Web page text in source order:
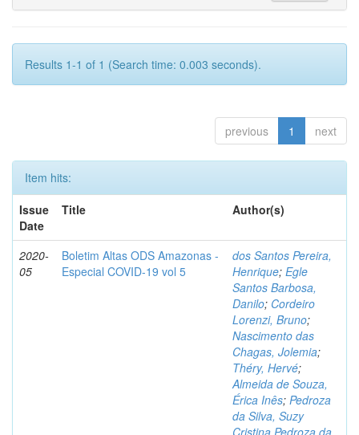
Results 1-1 of 1 (Search time: 0.003 seconds).
previous 1 next
Item hits:
Issue
Date
Title Author(s)
2020-
05
Boletim Altas ODS Amazonas -
Especial COVID-19 vol 5
dos Santos Pereira,
Henrique; Egle
Santos Barbosa,
Danilo; Cordeiro
Lorenzi, Bruno;
Nascimento das
Chagas, Jolemia;
Théry, Hervé;
Almeida de Souza,
Érica Inês; Pedroza
da Silva, Suzy
Cristina Pedroza da